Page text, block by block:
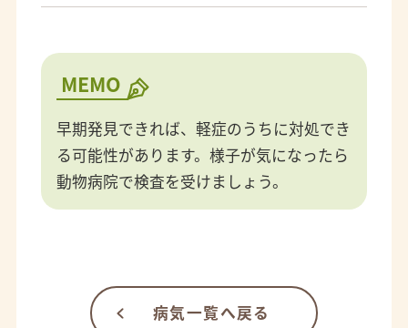
MEMO
早期発見できれば、軽症のうちに対処でき
る可能性があります。様子が気になったら
動物病院で検査を受けましょう。
病気一覧へ戻る